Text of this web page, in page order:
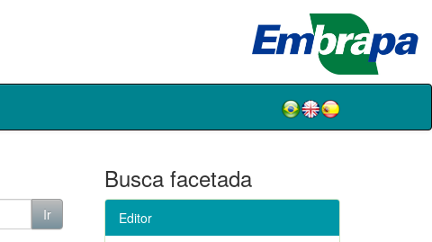
Busca facetada
Editor